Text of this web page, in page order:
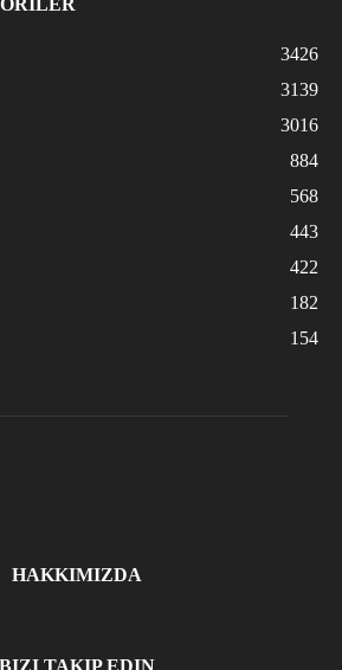
3426
3139
3016
884
568
443
422
182
154
HAKKIMIZDA